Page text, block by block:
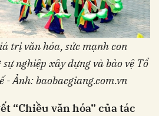
trị văn hóa, sức mạnh con
nghiệp xây dựng và bảo vệ Tổ
- Ảnh: baobacgiang.com.vn
“Chiều văn hóa” của tác